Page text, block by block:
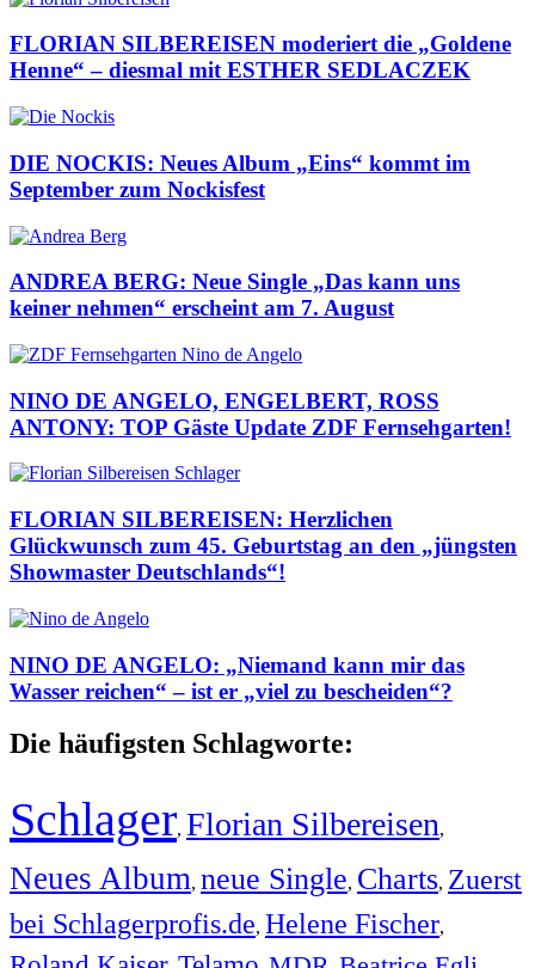
FLORIAN SILBEREISEN moderiert die „Goldene
Henne“ – diesmal mit ESTHER SEDLACZEK
DIE NOCKIS: Neues Album „Eins“ kommt im
September zum Nockisfest
ANDREA BERG: Neue Single „Das kann uns
keiner nehmen“ erscheint am 7. August
NINO DE ANGELO, ENGELBERT, ROSS
ANTONY: TOP Gäste Update ZDF Fernsehgarten!
FLORIAN SILBEREISEN: Herzlichen
Glückwunsch zum 45. Geburtstag an den „jüngsten
Showmaster Deutschlands“!
NINO DE ANGELO: „Niemand kann mir das
Wasser reichen“ – ist er „viel zu bescheiden“?
Die häufigsten Schlagworte:
Schlager, Florian Silbereisen,
Neues Album, neue Single, Charts, Zuerst
bei Schlagerprofis.de, Helene Fischer,